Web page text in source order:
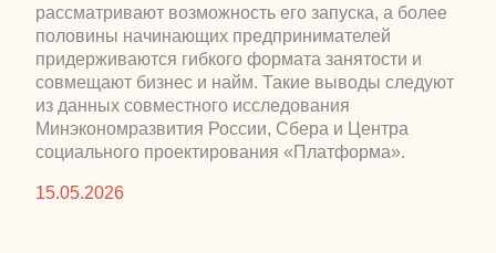
рассматривают возможность его запуска, а более
половины начинающих предпринимателей
придерживаются гибкого формата занятости и
совмещают бизнес и найм. Такие выводы следуют
из данных совместного исследования
Минэкономразвития России, Сбера и Центра
социального проектирования «Платформа».
15.05.2026